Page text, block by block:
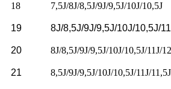
18 7,5J/8J/8,5J/9J/9,5J/10J/10,5J
19 8J/8,5J/9J/9,5J/10J/10,5J/
20 8J/8,5J/9J/9,5J/10J/10,5J/11J/
21 8,5J/9J/9,5J/10J/10,5J/11J/